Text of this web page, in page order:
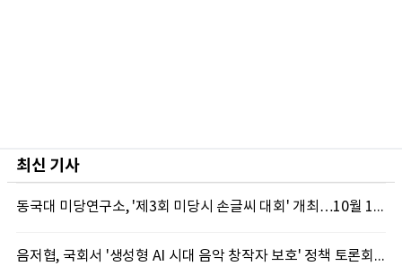
최신 기사
동국대 미당연구소, '제3회 미당시 손글씨 대회' 개최…10월 12일까지 접수
음저협, 국회서 '생성형 AI 시대 음악 창작자 보호' 정책 토론회 10일 개최